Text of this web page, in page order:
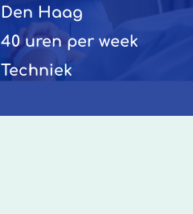
Den Haag
40 uren per week
Techniek